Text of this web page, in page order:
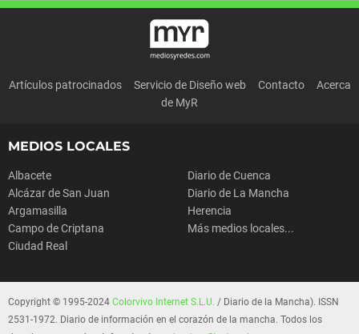
Artículos patrocinados Servicio de Diseño web Contacto
Acerca
de MyR
MEDIOS LOCALES
Albacete
Alcázar de San Juan
Argamasilla
Campo de Criptana
Ciudad Real
Diario de Cuenca
Diario de La Mancha
Herencia
Más medios locales...
Copyright © 1995-2024 Colorvivo Internet S.L.U. / Diario de la Mancha). ISSN
2531-1972. Diario de información en el corazón de la mancha. Todos los